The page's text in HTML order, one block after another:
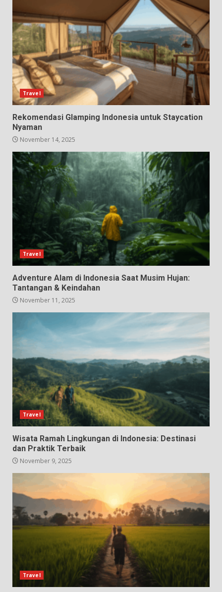
Travel
Rekomendasi Glamping Indonesia untuk Staycation
Nyaman
November 14, 2025
Travel
Adventure Alam di Indonesia Saat Musim Hujan:
Tantangan & Keindahan
November 11, 2025
Travel
Wisata Ramah Lingkungan di Indonesia: Destinasi
dan Praktik Terbaik
November 9, 2025
Travel